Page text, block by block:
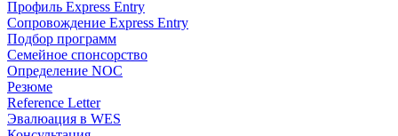
Профиль Express Entry
Сопровождение Express Entry
Подбор программ
Семейное спонсорство
Определение NOC
Резюме
Reference Letter
Эвалюация в WES